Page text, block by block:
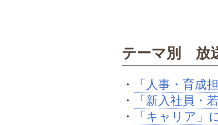
テーマ別 放
・
「人事・育
・
「新入社員・
・
「キャリア」